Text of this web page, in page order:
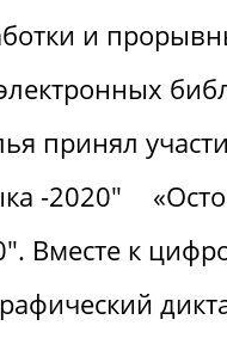
и
принял
-2020"
Вместе к